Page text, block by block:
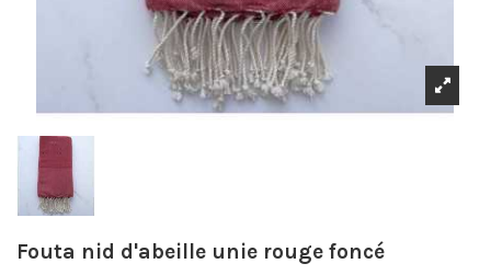
Fouta nid d'abeille unie rouge foncé